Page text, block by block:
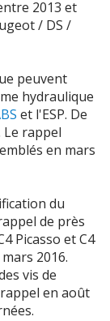
salée
route.(+)
divers(+)
(ma 206 de
même ...Lire la
en 2015
en
...
2013 et
/ DS /
peuvent
hydraulique
et l'ESP. De
rappel
en mars
du
de près
Picasso et C4
2016.
vis de
en août